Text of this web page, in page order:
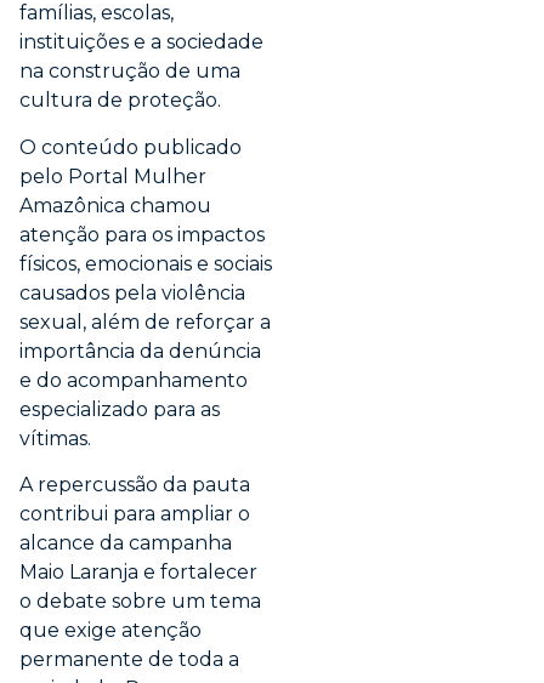
famílias, escolas,
instituições e a sociedade
na construção de uma
cultura de proteção.
O conteúdo publicado
pelo Portal Mulher
Amazônica chamou
atenção para os impactos
físicos, emocionais e sociais
causados pela violência
sexual, além de reforçar a
importância da denúncia
e do acompanhamento
especializado para as
vítimas.
A repercussão da pauta
contribui para ampliar o
alcance da campanha
Maio Laranja e fortalecer
o debate sobre um tema
que exige atenção
permanente de toda a